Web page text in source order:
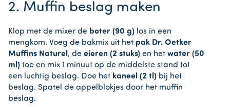
2. Muffin beslag maken
Klop met de mixer de boter (90 g) los in een
mengkom. Voeg de bakmix uit het pak Dr. Oetker
Muffins Naturel, de eieren (2 stuks) en het water (50
ml) toe en mix 1 minuut op de middelste stand tot
een luchtig beslag. Doe het kaneel (2 tl) bij het
beslag. Spatel de appelblokjes door het muffin
beslag.